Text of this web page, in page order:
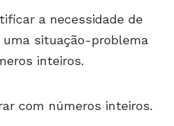
a necessidade de
uma situação-problema
inteiros.
com números inteiros.